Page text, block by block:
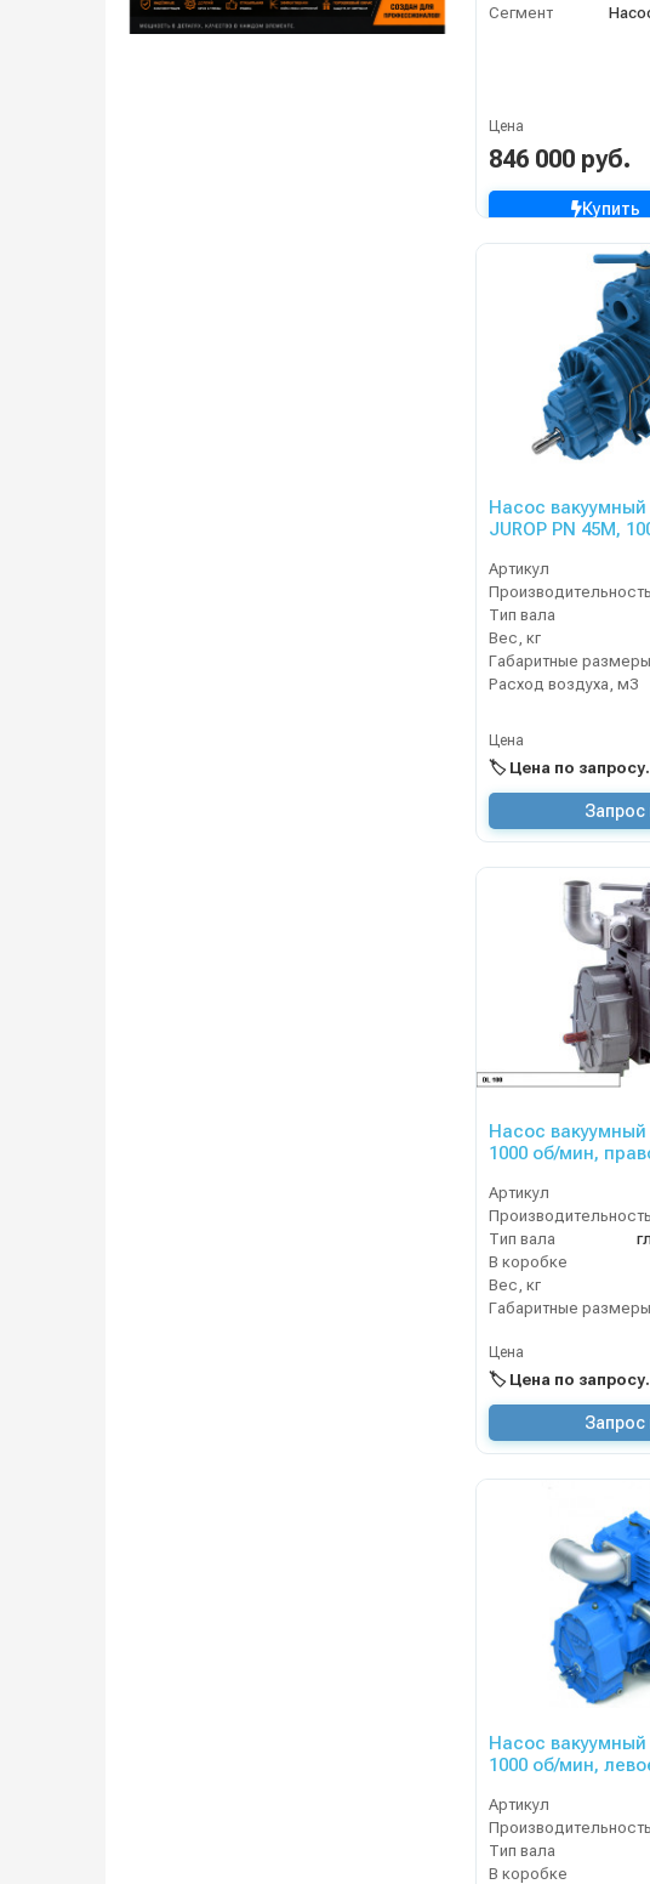
Сегмент
Цена
846 000 руб.
Купить
Насос
JUROP PN 45M,
Артикул
Тип вала
Вес, кг
Расход воздуха, м3
Цена
🏷️ Цена по запросу.
Запрос
Насос вакуумный
1000 об/мин,
Артикул
Тип вала
В коробке
Вес, кг
Цена
🏷️ Цена по запросу.
Запрос
Насос вакуумный
1000 об/мин, левое
Артикул
Тип вала
В коробке